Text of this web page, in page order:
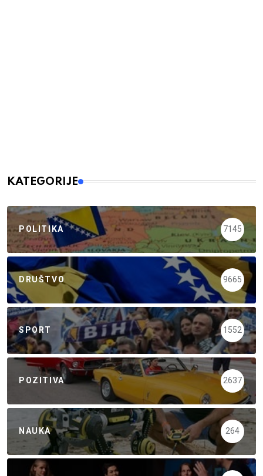
KATEGORIJE
POLITIKA 7145
DRUŠTVO 9665
SPORT 1552
POZITIVA 2637
NAUKA 264